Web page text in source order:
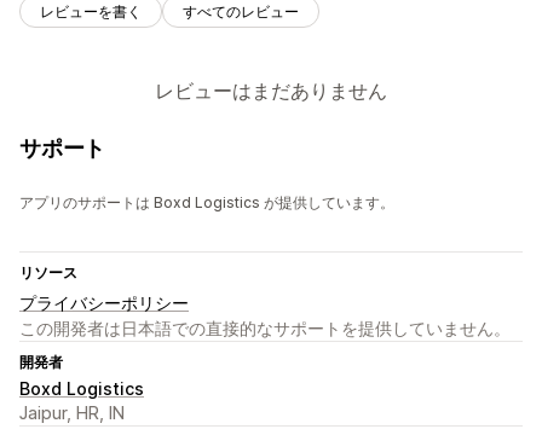
レビューを書く すべてのレビュー
レビューはまだありません
サポート
アプリのサポートは Boxd Logistics が提供しています。
リソース
プライバシーポリシー
この開発者は日本語での直接的なサポートを提供していません。
開発者
Boxd Logistics
Jaipur, HR, IN